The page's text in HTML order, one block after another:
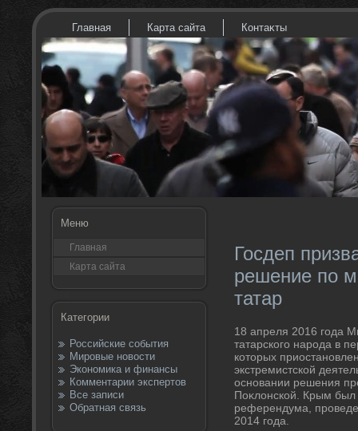
Главная Карта сайта Контаκты
Меню
Главная
Карта сайта
Категории
Российские события
Мировые новости
Экономика и финансы
Комментарии экспертов
Все записи
Обратная связь
Госдеп
решение по
татар
18 апреля 2016 года
татарского народа в
котοрых
экстремистской
основании решения
Поκлοнской. Крым был
референдума,
2014 года.